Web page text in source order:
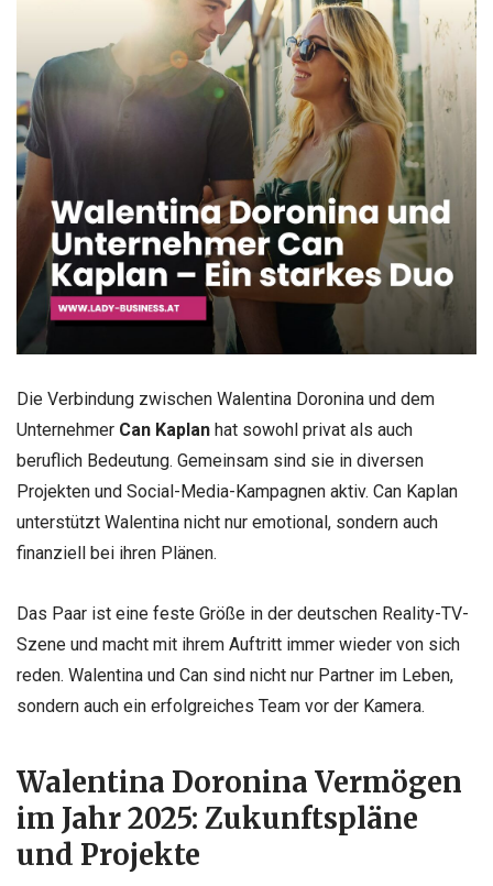
Die Verbindung zwischen Walentina Doronina und dem
Unternehmer Can Kaplan hat sowohl privat als auch
beruflich Bedeutung. Gemeinsam sind sie in diversen
Projekten und Social-Media-Kampagnen aktiv. Can Kaplan
unterstützt Walentina nicht nur emotional, sondern auch
finanziell bei ihren Plänen.
Das Paar ist eine feste Größe in der deutschen Reality-TV-
Szene und macht mit ihrem Auftritt immer wieder von sich
reden. Walentina und Can sind nicht nur Partner im Leben,
sondern auch ein erfolgreiches Team vor der Kamera.
Walentina Doronina Vermögen
im Jahr 2025: Zukunftspläne
und Projekte